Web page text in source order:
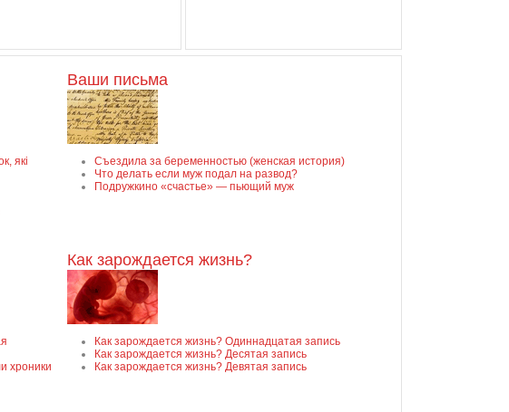
які
Ваши письма
Съездила за беременностью (женская история)
Что делать если муж подал на развод?
Подружкино «счастье» — пьющий муж
хроники
Как зарождается жизнь?
Как зарождается жизнь? Одиннадцатая запись
Как зарождается жизнь? Десятая запись
Как зарождается жизнь? Девятая запись